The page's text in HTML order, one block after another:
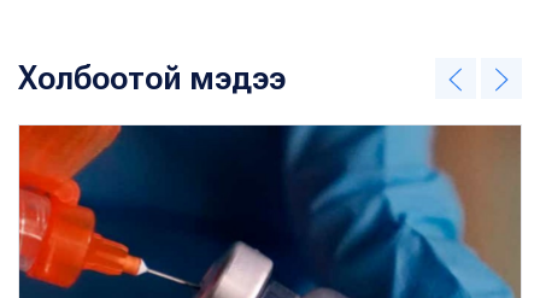
Холбоотой мэдээ